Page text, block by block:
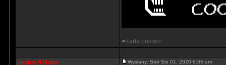
>Karta postaci.
Jedius 9 Baka Wysłany: Sob Sie 01, 2020 6:55 am